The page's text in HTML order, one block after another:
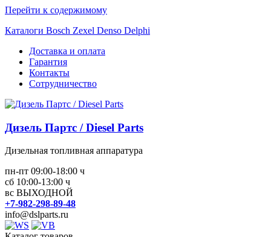
Перейти к содержимому
Каталоги Bosch Zexel Denso Delphi
Доставка и оплата
Гарантия
Контакты
Сотрудничество
Дизель Партс / Diesel Parts
Дизельная топливная аппаратура
пн-пт 09:00-18:00 ч
сб 10:00-13:00 ч
вс ВЫХОДНОЙ
+7-982-298-89-48
info@dslparts.ru